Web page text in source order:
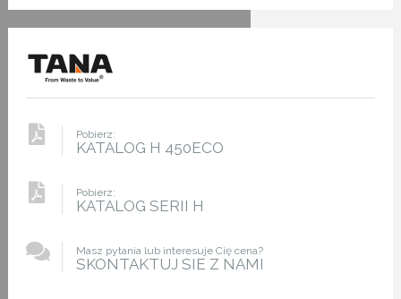
Pobierz:
KATALOG H 450ECO
Pobierz:
KATALOG SERII H
Masz pytania lub interesuje Cię cena?
SKONTAKTUJ SIE Z NAMI